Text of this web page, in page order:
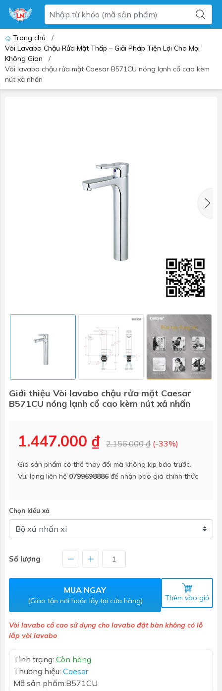
Trang chủ
/
Vòi Lavabo Chậu Rửa Mặt Thấp – Giải Pháp Tiện Lợi Cho Mọi
Không Gian
/
Vòi lavabo chậu rửa mặt Caesar B571CU nóng lạnh cổ cao kèm
nút xả nhấn
Giới thiệu Vòi lavabo chậu rửa mặt Caesar
B571CU nóng lạnh cổ cao kèm nút xả nhấn
1.447.000 ₫ 2.156.000 ₫ (-33%)
Giá sản phẩm có thể thay đổi mà không kịp báo trước.
Vui lòng liên hệ 0799698886 để nhận báo giá chính thức
Chọn kiểu xả
Số lượng
MUA NGAY
(Giao tận nơi hoặc lấy tại cửa hàng) Thêm vào giỏ
Vòi lavabo cổ cao sử dụng cho lavabo đặt bàn không có lỗ
lắp vòi lavabo
Tình trạng: Còn hàng
Thương hiệu: Caesar
Mã sản phẩm:B571CU